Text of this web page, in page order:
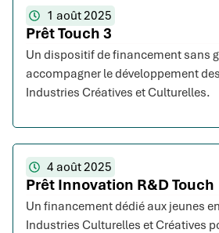
1 août 2025
Prêt Touch 3
Un dispositif de financement sans
accompagner le développement
Industries Créatives et Culturelles.
4 août 2025
Prêt Innovation R&D Touch
Un financement dédié aux jeunes
Industries Culturelles et Créatives